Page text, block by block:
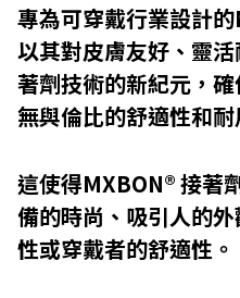
專為可穿戴行業設計
以其對皮膚友好、靈
著劑技術的新紀元，
無與倫比的舒適性和耐
這使得MXBON®接著
備的時尚、吸引人的
性或穿戴者的舒適性。